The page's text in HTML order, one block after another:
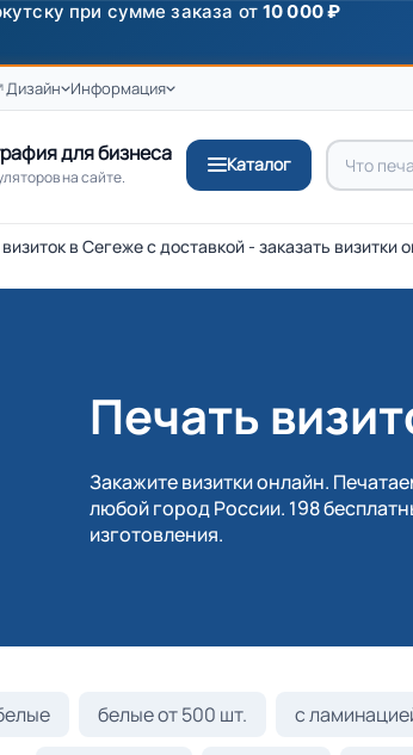
от 3000 ₽ по промокоду ПРИВЕТ
Дизайн Информация
для бизнеса
на сайте.
Каталог
в Сегеже с доставкой - заказать визитки
Печать
Закажите визитки онлайн.
любой город России. 198
изготовления.
белые от 500 шт. с